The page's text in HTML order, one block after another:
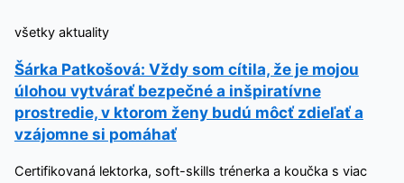
všetky aktuality
Šárka Patkošová: Vždy som cítila, že je mojou
úlohou vytvárať bezpečné a inšpiratívne
prostredie, v ktorom ženy budú môcť zdieľať a
vzájomne si pomáhať
Certifikovaná lektorka, soft-skills trénerka a koučka s viac